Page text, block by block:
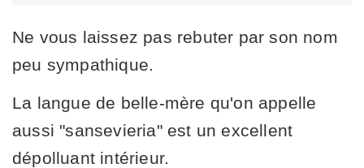
Ne vous laissez pas rebuter par son nom
peu sympathique.
La langue de belle-mère qu'on appelle
aussi "sansevieria" est un excellent
dépolluant intérieur.